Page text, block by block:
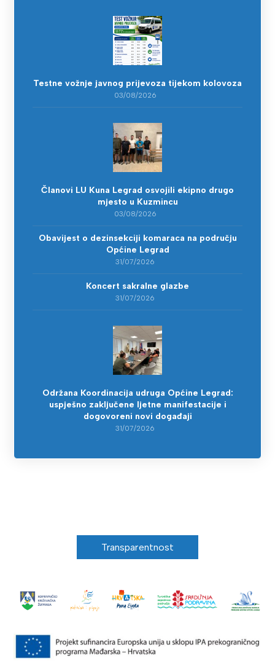
Testne vožnje javnog prijevoza tijekom kolovoza
03/08/2026
Članovi LU Kuna Legrad osvojili ekipno drugo
mjesto u Kuzmincu
03/08/2026
Obavijest o dezinsekciji komaraca na području
Općine Legrad
31/07/2026
Koncert sakralne glazbe
31/07/2026
Održana Koordinacija udruga Općine Legrad:
uspješno zaključene ljetne manifestacije i
dogovoreni novi događaji
31/07/2026
Transparentnost